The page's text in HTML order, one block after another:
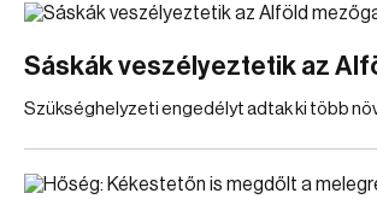
Sáskák veszélyeztetik az
Szükséghelyzeti engedélyt adtak ki több